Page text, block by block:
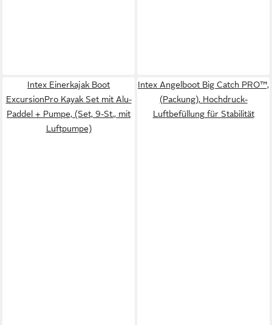
Intex Einerkajak Boot
ExcursionPro Kayak Set mit Alu-
Paddel + Pumpe, (Set, 9-St., mit
Luftpumpe)
Intex Angelboot Big Catch PRO™,
(Packung), Hochdruck-
Luftbefüllung für Stabilität